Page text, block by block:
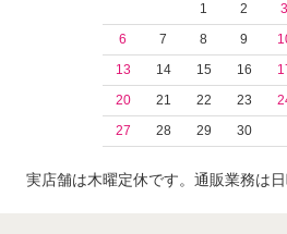
1
2 3
6
7 8 9
13
14 15 16
20
21 22 23
27
28 29 30
実店舗は木曜定休です。通販業務は日